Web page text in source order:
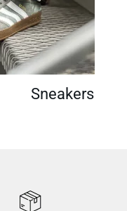
Sneakers